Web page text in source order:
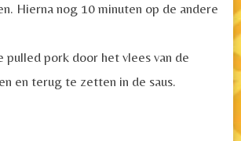
Hierna nog 10 minuten op de andere
pulled pork door het vlees van de
en terug te zetten in de saus.